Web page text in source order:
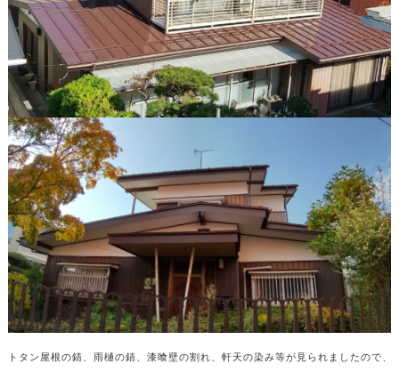
トタン屋根の錆、雨樋の錆、漆喰壁の割れ、軒天の染み等が見られましたので